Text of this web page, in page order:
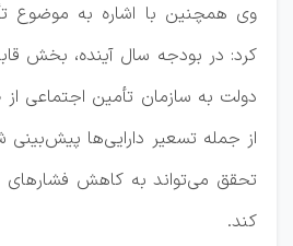
وی همچنین با اشاره به موضوع
کرد: در بودجه سال آینده، بخش
دولت به سازمان تأمین اجتماعی از
از جمله تسعیر دارایی‌ها
تحقق می‌تواند به کاهش فشارهای
کند.